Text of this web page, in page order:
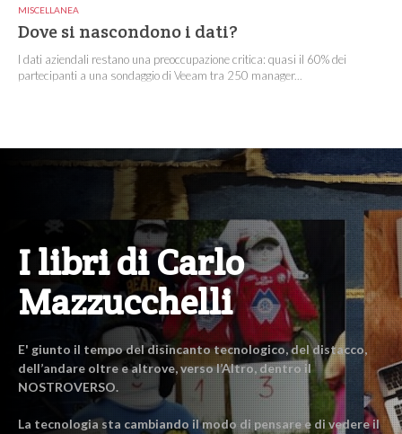
MISCELLANEA
Dove si nascondono i dati?
I dati aziendali restano una preoccupazione critica: quasi il 60% dei
partecipanti a una sondaggio di Veeam tra 250 manager...
I libri di Carlo
Mazzucchelli
E' giunto il tempo del disincanto tecnologico, del distacco,
dell’andare oltre e altrove, verso l’Altro, dentro il
NOSTROVERSO.
La tecnologia sta cambiando il modo di pensare e di vedere il